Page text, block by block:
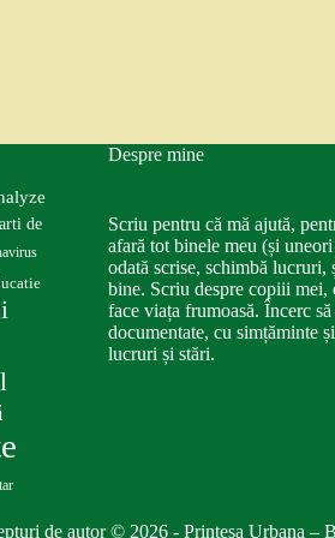
de
Despre mine
Scriu pentru că mă ajută,
afară tot binele meu (și
odată scrise, schimbă lucruri,
bine. Scriu despre copiii mei,
face viața frumoasă. Încerc
documentate, cu simțăminte
lucruri și stări.
de autor © 2026 - Printesa Urbana –